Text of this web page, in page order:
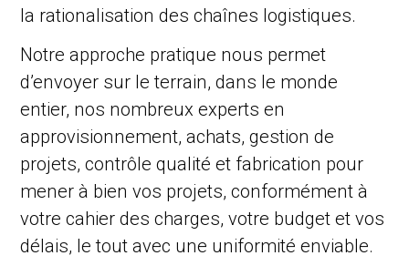
la rationalisation des chaînes logistiques.
Notre approche pratique nous permet
d’envoyer sur le terrain, dans le monde
entier, nos nombreux experts en
approvisionnement, achats, gestion de
projets, contrôle qualité et fabrication pour
mener à bien vos projets, conformément à
votre cahier des charges, votre budget et vos
délais, le tout avec une uniformité enviable.